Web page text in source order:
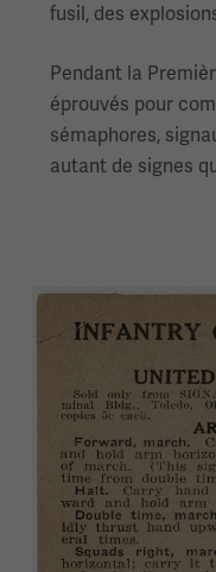
fusil, des
Pendant la
éprouvés pour
sémaphores,
autant de signes
Image(s)